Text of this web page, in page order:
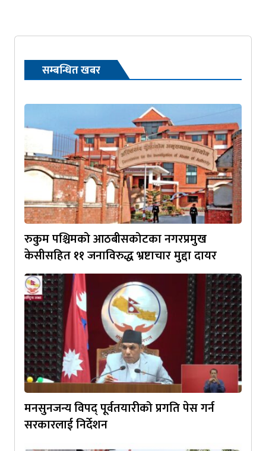
सम्बन्धित खबर
रुकुम पश्चिमको आठबीसकोटका नगरप्रमुख
केसीसहित ११ जनाविरुद्ध भ्रष्टाचार मुद्दा दायर
मनसुनजन्य विपद् पूर्वतयारीको प्रगति पेस गर्न
सरकारलाई निर्देशन